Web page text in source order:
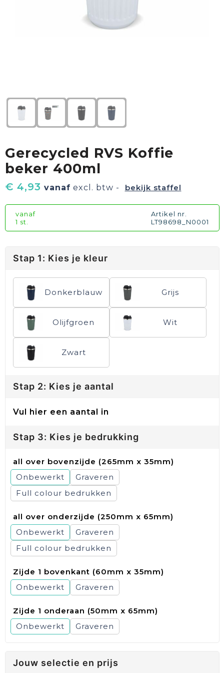
Kinderen, Peuters & Baby's
Vrije tijd en Strand
Gerecycled RVS Koffie
beker 400ml
€ 4,93 vanaf excl. btw - bekijk staffel
vanaf
1 st.
Artikel nr.
LT98698_N0001
Stap 1: Kies je kleur
Donkerblauw Grijs
Olijfgroen Wit
Zwart
Stap 2: Kies je aantal
Vul hier een aantal in
Stap 3: Kies je bedrukking
all over bovenzijde (265mm x 35mm)
Onbewerkt
Graveren
Full colour
all over onderzijde (250mm x 65mm)
Onbewerkt
Graveren
Full colour
Zijde 1 bovenkant (60mm x 35mm)
Onbewerkt
Graveren
Zijde 1 onderaan (50mm x 65mm)
Onbewerkt
Graveren
Jouw selectie en prijs